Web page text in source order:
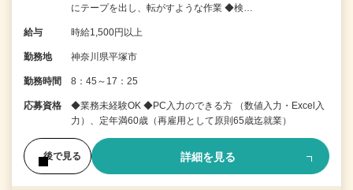
にテープを出し、転がすような作業 ◆検…
給与 時給1,500円以上
勤務地 神奈川県平塚市
勤務時間 8：45～17：25
応募資格
◆業務未経験OK ◆PC入力のできる方 （数値入力・Excel入
力）、定年満60歳（再雇用として原則65歳迄就業）
後で見る 詳細を見る